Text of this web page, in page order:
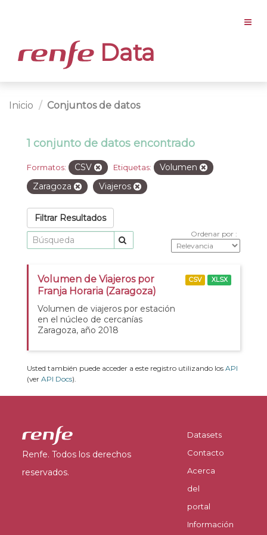
Data
Inicio Conjuntos de datos
1 conjunto de datos encontrado
Formatos: CSV Etiquetas:
Volumen
Zaragoza
Viajeros
Filtrar Resultados
Ordenar por
Volumen de Viajeros por
Franja Horaria (Zaragoza)
Volumen de viajeros por estación
en el núcleo de cercanías
Zaragoza, año 2018
CSV XLSX
Usted también puede acceder a este registro utilizando los API
(ver API Docs).
Renfe. Todos los derechos
reservados.
Datasets
Contacto
Acerca
del
portal
Información